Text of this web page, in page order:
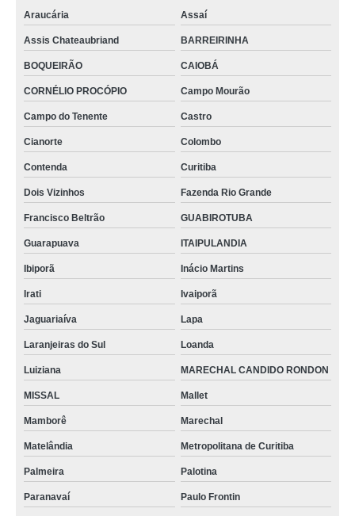
Araucária Assaí
Assis Chateaubriand BARREIRINHA
BOQUEIRÃO CAIOBÁ
CORNÉLIO PROCÓPIO Campo Mourão
Campo do Tenente Castro
Cianorte Colombo
Contenda Curitiba
Dois Vizinhos Fazenda Rio Grande
Francisco Beltrão GUABIROTUBA
Guarapuava ITAIPULANDIA
Ibiporã Inácio Martins
Irati Ivaiporã
Jaguariaíva Lapa
Laranjeiras do Sul Loanda
Luiziana MARECHAL CANDIDO RONDON
MISSAL Mallet
Mamborê Marechal
Matelândia Metropolitana de Curitiba
Palmeira Palotina
Paranavaí Paulo Frontin